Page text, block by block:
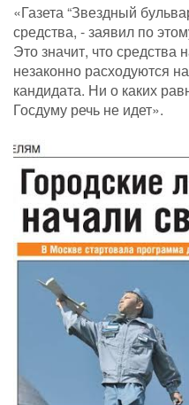
«Газета “Звездный
средства, - заявил по
Это значит, что средства
незаконно расходуются
кандидата. Ни о каких
Госдуму речь не идет».